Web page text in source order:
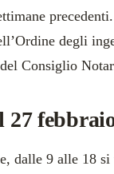
degli
Consiglio
27
dalle 9 alle 18